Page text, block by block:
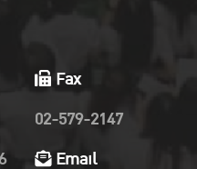
Fax
02-579-2147
Email